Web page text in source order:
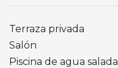
Terraza privada
Salón
Piscina de agua salada